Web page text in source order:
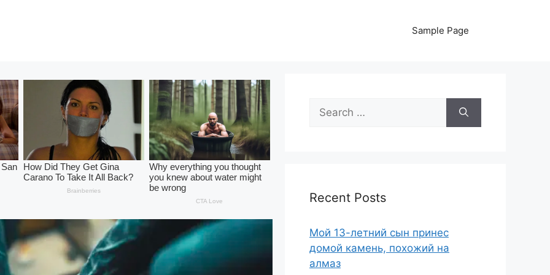
Sample Page
Search
for:
Recent Posts
Мой 13-летний сын принес
домой камень, похожий на
алмаз